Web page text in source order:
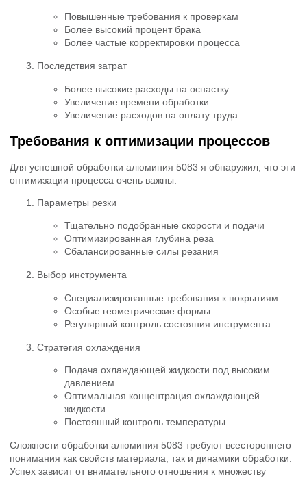
Повышенные требования к проверкам
Более высокий процент брака
Более частые корректировки процесса
Последствия затрат
Более высокие расходы на оснастку
Увеличение времени обработки
Увеличение расходов на оплату труда
Требования к оптимизации процессов
Для успешной обработки алюминия 5083 я обнаружил, что эти
оптимизации процесса очень важны:
Параметры резки
Тщательно подобранные скорости и подачи
Оптимизированная глубина реза
Сбалансированные силы резания
Выбор инструмента
Специализированные требования к покрытиям
Особые геометрические формы
Регулярный контроль состояния инструмента
Стратегия охлаждения
Подача охлаждающей жидкости под высоким
давлением
Оптимальная концентрация охлаждающей
жидкости
Постоянный контроль температуры
Сложности обработки алюминия 5083 требуют всестороннего
понимания как свойств материала, так и динамики обработки.
Успех зависит от внимательного отношения к множеству